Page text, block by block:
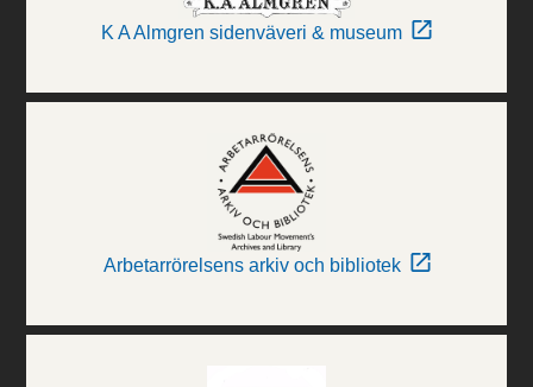
K A Almgren sidenväveri & museum
Arbetarrörelsens arkiv och bibliotek